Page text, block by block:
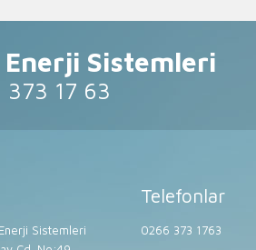
Enerji Sistemleri
17 63
Sistemleri
Telefonlar
0266 373 1763